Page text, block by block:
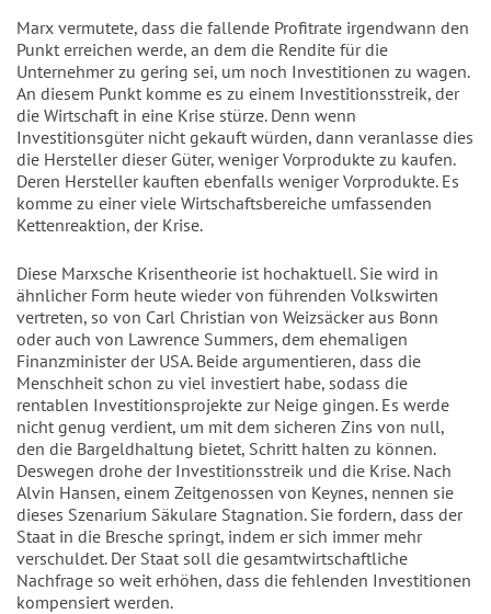
Marx vermutete, dass die fallende Profitrate irgendwann den
Punkt erreichen werde, an dem die Rendite für die
Unternehmer zu gering sei, um noch Investitionen zu wagen.
An diesem Punkt komme es zu einem Investitionsstreik, der
die Wirtschaft in eine Krise stürze. Denn wenn
Investitionsgüter nicht gekauft würden, dann veranlasse dies
die Hersteller dieser Güter, weniger Vorprodukte zu kaufen.
Deren Hersteller kauften ebenfalls weniger Vorprodukte. Es
komme zu einer viele Wirtschaftsbereiche umfassenden
Kettenreaktion, der Krise.
Diese Marxsche Krisentheorie ist hochaktuell. Sie wird in
ähnlicher Form heute wieder von führenden Volkswirten
vertreten, so von Carl Christian von Weizsäcker aus Bonn
oder auch von Lawrence Summers, dem ehemaligen
Finanzminister der USA. Beide argumentieren, dass die
Menschheit schon zu viel investiert habe, sodass die
rentablen Investitionsprojekte zur Neige gingen. Es werde
nicht genug verdient, um mit dem sicheren Zins von null,
den die Bargeldhaltung bietet, Schritt halten zu können.
Deswegen drohe der Investitionsstreik und die Krise. Nach
Alvin Hansen, einem Zeitgenossen von Keynes, nennen sie
dieses Szenarium Säkulare Stagnation. Sie fordern, dass der
Staat in die Bresche springt, indem er sich immer mehr
verschuldet. Der Staat soll die gesamtwirtschaftliche
Nachfrage so weit erhöhen, dass die fehlenden Investitionen
kompensiert werden.